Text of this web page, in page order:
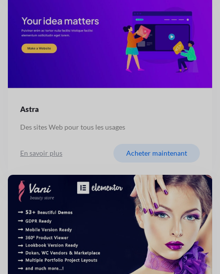
Astra
Des sites Web pour tous les usages
En savoir plus Acheter maintenant